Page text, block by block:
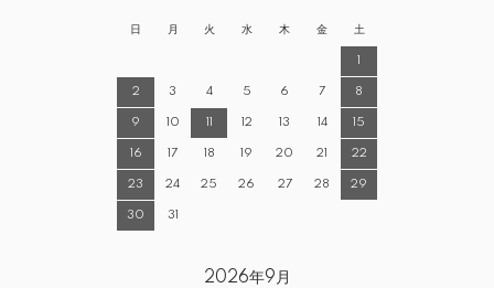
日 月 火 水 木 金 土
1
2 3 4 5 6 7 8
9 10 11 12 13 14 15
16 17 18 19 20 21 22
23 24 25 26 27 28 29
30 31
2026年9月